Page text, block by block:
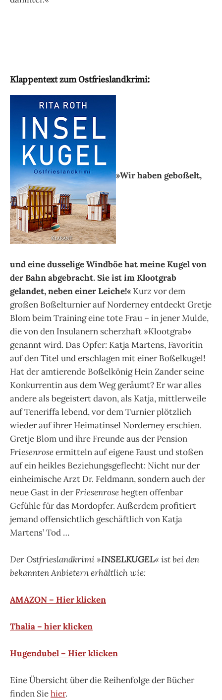
Klappentext zum Ostfrieslandkrimi:
»Wir haben geboßelt,
und eine dusselige Windböe hat meine Kugel von
der Bahn abgebracht. Sie ist im Klootgrab
gelandet, neben einer Leiche!« Kurz vor dem
großen Boßelturnier auf Norderney entdeckt Gretje
Blom beim Training eine tote Frau – in jener Mulde,
die von den Insulanern scherzhaft »Klootgrab«
genannt wird. Das Opfer: Katja Martens, Favoritin
auf den Titel und erschlagen mit einer Boßelkugel!
Hat der amtierende Boßelkönig Hein Zander seine
Konkurrentin aus dem Weg geräumt? Er war alles
andere als begeistert davon, als Katja, mittlerweile
auf Teneriffa lebend, vor dem Turnier plötzlich
wieder auf ihrer Heimatinsel Norderney erschien.
Gretje Blom und ihre Freunde aus der Pension
Friesenroseermitteln auf eigene Faust und stoßen
auf ein heikles Beziehungsgeflecht: Nicht nur der
einheimische Arzt Dr. Feldmann, sondern auch der
neue Gast in derFriesenrosehegten offenbar
Gefühle für das Mordopfer. Außerdem profitiert
jemand offensichtlich geschäftlich von Katja
Martens’ Tod …
Der Ostfrieslandkrimi »INSELKUGEL« ist bei den
bekannten Anbietern erhältlich wie:
AMAZON – Hier klicken
Thalia – hier klicken
Hugendubel – Hier klicken
Eine Übersicht über die Reihenfolge der Bücher
finden Siehier.